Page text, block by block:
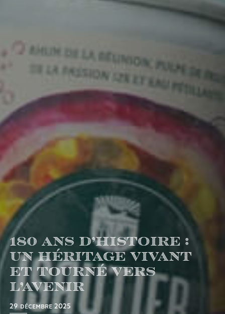
180 ans d’histoire :
un héritage vivant
et tourné vers
l’avenir
29 décembre 2025